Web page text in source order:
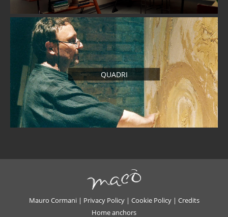
QUADRI
Mauro Cormani | Privacy Policy| Cookie Policy| Credits
Home anchors